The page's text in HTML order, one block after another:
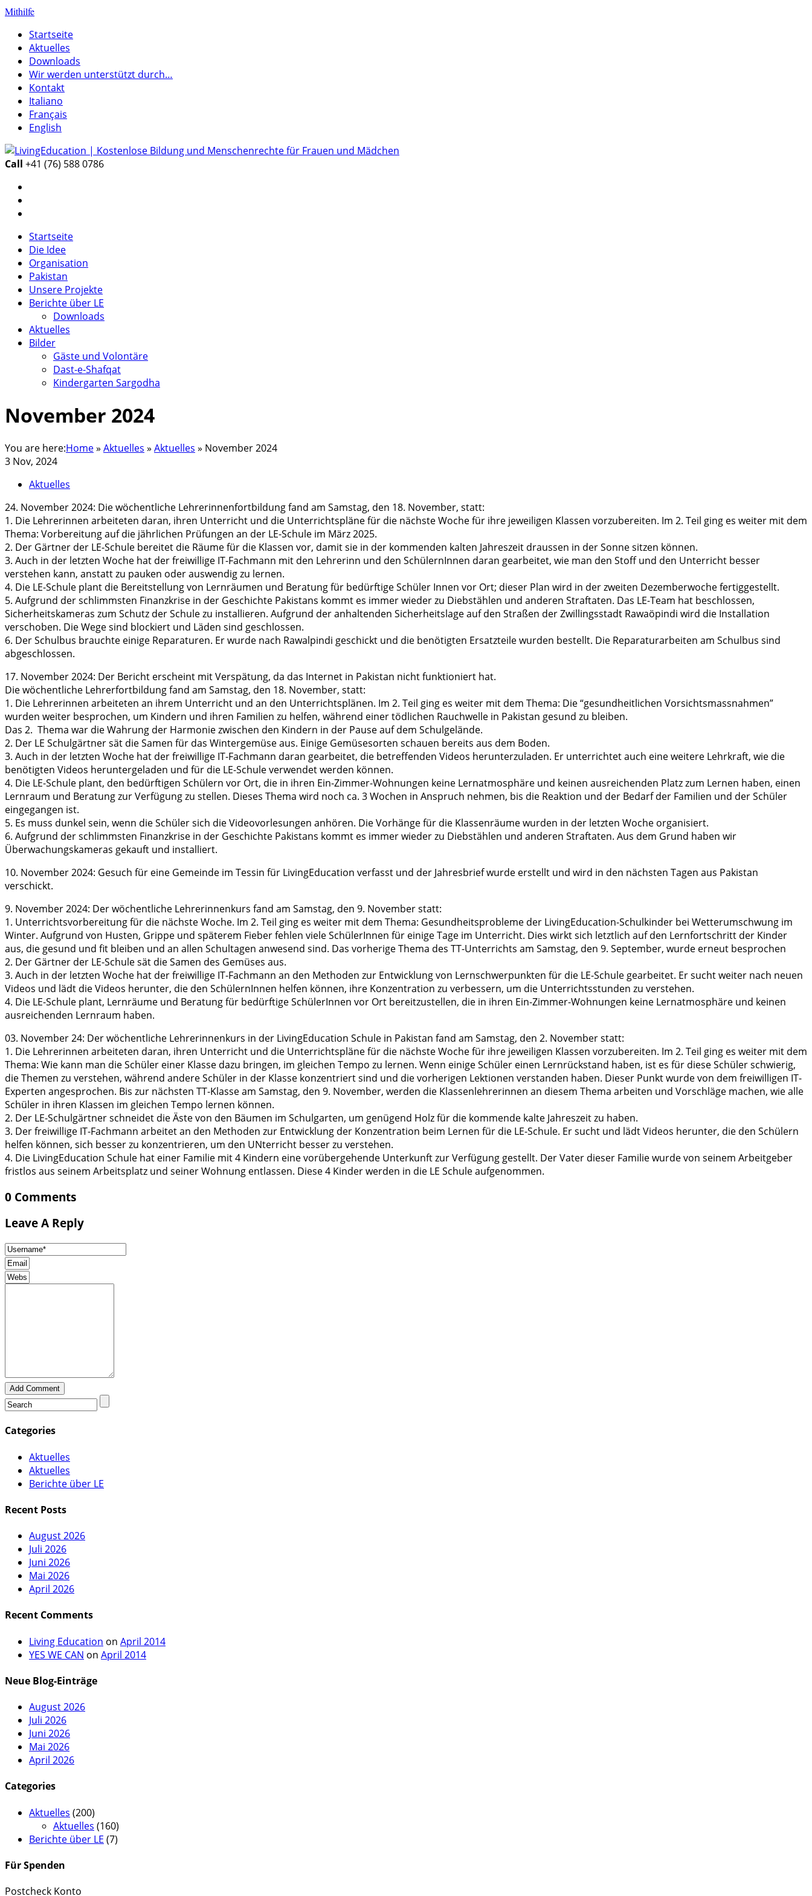
Mithilfe
Startseite
Aktuelles
Downloads
Wir werden unterstützt durch…
Kontakt
Italiano
Français
English
Call +41 (76) 588 0786
Startseite
Die Idee
Organisation
Pakistan
Unsere Projekte
Berichte über LE
Downloads
Aktuelles
Bilder
Gäste und Volontäre
Dast-e-Shafqat
Kindergarten Sargodha
November 2024
You are here:Home» Aktuelles » Aktuelles » November 2024
3 Nov, 2024
Aktuelles
24. November 2024: Die wöchentliche Lehrerinnenfortbildung fand am Samstag, den 18. November, statt:
1. Die Lehrerinnen arbeiteten daran, ihren Unterricht und die Unterrichtspläne für die nächste Woche für ihre jeweiligen Klassen vorzubereiten. Im 2. Teil ging es weiter mit dem
Thema: Vorbereitung auf die jährlichen Prüfungen an der LE-Schule im März 2025.
2. Der Gärtner der LE-Schule bereitet die Räume für die Klassen vor, damit sie in der kommenden kalten Jahreszeit draussen in der Sonne sitzen können.
3. Auch in der letzten Woche hat der freiwillige IT-Fachmann mit den Lehrerinn und den SchülernInnen daran gearbeitet, wie man den Stoff und den Unterricht besser
verstehen kann, anstatt zu pauken oder auswendig zu lernen.
4. Die LE-Schule plant die Bereitstellung von Lernräumen und Beratung für bedürftige Schüler Innen vor Ort; dieser Plan wird in der zweiten Dezemberwoche fertiggestellt.
5. Aufgrund der schlimmsten Finanzkrise in der Geschichte Pakistans kommt es immer wieder zu Diebstählen und anderen Straftaten. Das LE-Team hat beschlossen,
Sicherheitskameras zum Schutz der Schule zu installieren. Aufgrund der anhaltenden Sicherheitslage auf den Straßen der Zwillingsstadt Rawaöpindi wird die Installation
verschoben. Die Wege sind blockiert und Läden sind geschlossen.
6. Der Schulbus brauchte einige Reparaturen. Er wurde nach Rawalpindi geschickt und die benötigten Ersatzteile wurden bestellt. Die Reparaturarbeiten am Schulbus sind
abgeschlossen.
17. November 2024: Der Bericht erscheint mit Verspätung, da das Internet in Pakistan nicht funktioniert hat.
Die wöchentliche Lehrerfortbildung fand am Samstag, den 18. November, statt:
1. Die Lehrerinnen arbeiteten an ihrem Unterricht und an den Unterrichtsplänen. Im 2. Teil ging es weiter mit dem Thema: Die “gesundheitlichen Vorsichtsmassnahmen”
wurden weiter besprochen, um Kindern und ihren Familien zu helfen, während einer tödlichen Rauchwelle in Pakistan gesund zu bleiben.
Das 2. Thema war die Wahrung der Harmonie zwischen den Kindern in der Pause auf dem Schulgelände.
2. Der LE Schulgärtner sät die Samen für das Wintergemüse aus. Einige Gemüsesorten schauen bereits aus dem Boden.
3. Auch in der letzten Woche hat der freiwillige IT-Fachmann daran gearbeitet, die betreffenden Videos herunterzuladen. Er unterrichtet auch eine weitere Lehrkraft, wie die
benötigten Videos heruntergeladen und für die LE-Schule verwendet werden können.
4. Die LE-Schule plant, den bedürftigen Schülern vor Ort, die in ihren Ein-Zimmer-Wohnungen keine Lernatmosphäre und keinen ausreichenden Platz zum Lernen haben, einen
Lernraum und Beratung zur Verfügung zu stellen. Dieses Thema wird noch ca. 3 Wochen in Anspruch nehmen, bis die Reaktion und der Bedarf der Familien und der Schüler
eingegangen ist.
5. Es muss dunkel sein, wenn die Schüler sich die Videovorlesungen anhören. Die Vorhänge für die Klassenräume wurden in der letzten Woche organisiert.
6. Aufgrund der schlimmsten Finanzkrise in der Geschichte Pakistans kommt es immer wieder zu Diebstählen und anderen Straftaten. Aus dem Grund haben wir
Überwachungskameras gekauft und installiert.
10. November 2024: Gesuch für eine Gemeinde im Tessin für LivingEducation verfasst und der Jahresbrief wurde erstellt und wird in den nächsten Tagen aus Pakistan
verschickt.
9. November 2024: Der wöchentliche Lehrerinnenkurs fand am Samstag, den 9. November statt:
1. Unterrichtsvorbereitung für die nächste Woche. Im 2. Teil ging es weiter mit dem Thema: Gesundheitsprobleme der LivingEducation-Schulkinder bei Wetterumschwung im
Winter. Aufgrund von Husten, Grippe und späterem Fieber fehlen viele SchülerInnen für einige Tage im Unterricht. Dies wirkt sich letztlich auf den Lernfortschritt der Kinder
aus, die gesund und fit bleiben und an allen Schultagen anwesend sind. Das vorherige Thema des TT-Unterrichts am Samstag, den 9. September, wurde erneut besprochen
2. Der Gärtner der LE-Schule sät die Samen des Gemüses aus.
3. Auch in der letzten Woche hat der freiwillige IT-Fachmann an den Methoden zur Entwicklung von Lernschwerpunkten für die LE-Schule gearbeitet. Er sucht weiter nach neuen
Videos und lädt die Videos herunter, die den SchülernInnen helfen können, ihre Konzentration zu verbessern, um die Unterrichtsstunden zu verstehen.
4. Die LE-Schule plant, Lernräume und Beratung für bedürftige SchülerInnen vor Ort bereitzustellen, die in ihren Ein-Zimmer-Wohnungen keine Lernatmosphäre und keinen
ausreichenden Lernraum haben.
03. November 24: Der wöchentliche Lehrerinnenkurs in der LivingEducation Schule in Pakistan fand am Samstag, den 2. November statt:
1. Die Lehrerinnen arbeiteten daran, ihren Unterricht und die Unterrichtspläne für die nächste Woche für ihre jeweiligen Klassen vorzubereiten. Im 2. Teil ging es weiter mit dem
Thema: Wie kann man die Schüler einer Klasse dazu bringen, im gleichen Tempo zu lernen. Wenn einige Schüler einen Lernrückstand haben, ist es für diese Schüler schwierig,
die Themen zu verstehen, während andere Schüler in der Klasse konzentriert sind und die vorherigen Lektionen verstanden haben. Dieser Punkt wurde von dem freiwilligen IT-
Experten angesprochen. Bis zur nächsten TT-Klasse am Samstag, den 9. November, werden die Klassenlehrerinnen an diesem Thema arbeiten und Vorschläge machen, wie alle
Schüler in ihren Klassen im gleichen Tempo lernen können.
2. Der LE-Schulgärtner schneidet die Äste von den Bäumen im Schulgarten, um genügend Holz für die kommende kalte Jahreszeit zu haben.
3. Der freiwillige IT-Fachmann arbeitet an den Methoden zur Entwicklung der Konzentration beim Lernen für die LE-Schule. Er sucht und lädt Videos herunter, die den Schülern
helfen können, sich besser zu konzentrieren, um den UNterricht besser zu verstehen.
4. Die LivingEducation Schule hat einer Familie mit 4 Kindern eine vorübergehende Unterkunft zur Verfügung gestellt. Der Vater dieser Familie wurde von seinem Arbeitgeber
fristlos aus seinem Arbeitsplatz und seiner Wohnung entlassen. Diese 4 Kinder werden in die LE Schule aufgenommen.
0 Comments
Leave A Reply
Add Comment
Categories
Aktuelles
Aktuelles
Berichte über LE
Recent Posts
August 2026
Juli 2026
Juni 2026
Mai 2026
April 2026
Recent Comments
Living Education on April 2014
YES WE CAN on April 2014
Neue Blog-Einträge
August 2026
Juli 2026
Juni 2026
Mai 2026
April 2026
Categories
Aktuelles (200)
Aktuelles (160)
Berichte über LE (7)
Für Spenden
Postcheck Konto